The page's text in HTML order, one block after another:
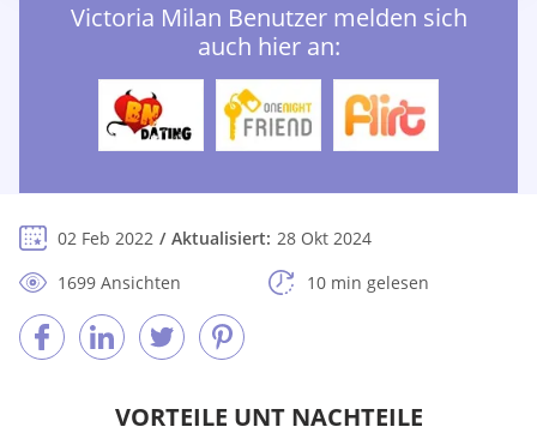
Victoria Milan Benutzer melden sich
auch hier an:
02 Feb 2022 Aktualisiert: 28 Okt 2024
1699 Ansichten
10 min gelesen
VORTEILE UNT NACHTEILE